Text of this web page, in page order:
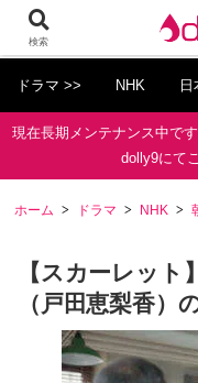
ドラマ >> NHK
現在長期メンテナンス中で
dolly9にて
ホーム ドラマ NHK
【スカーレット
（戸田恵梨香）
検索